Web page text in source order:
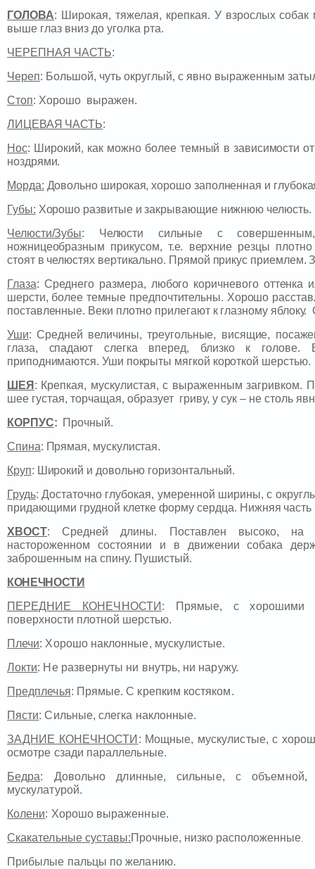
ГОЛОВА: Широкая, тяжелая, крепкая. У взрослых
выше глаз вниз до уголка рта.
ЧЕРЕПНАЯ ЧАСТЬ:
Череп: Большой, чуть округлый, с явно выраженным
Стоп: Хорошо выражен.
ЛИЦЕВАЯ ЧАСТЬ:
Нос: Широкий, как можно более темный в зависимости
ноздрями.
Морда: Довольно широкая, хорошо заполненная и
Губы: Хорошо развитые и закрывающие нижнюю челюсть.
Челюсти/Зубы: Челюсти сильные с
ножницеобразным прикусом, т.е. верхние резцы
стоят в челюстях вертикально. Прямой прикус приемлем.
Глаза: Среднего размера, любого коричневого оттенка
шерсти, более темные предпочтительны. Хорошо
поставленные. Веки плотно прилегают к глазному
Уши: Средней величины, треугольные, висящие,
глаза, спадают слегка вперед, близко к голове.
приподнимаются. Уши покрыты мягкой короткой шерстью.
ШЕЯ : Крепкая, мускулистая, с выраженным загривком.
шее густая, торчащая, образует гриву, у сук – не столь
КОРПУС: Прочный.
Спина: Прямая, мускулистая.
Круп: Широкий и довольно горизонтальный.
Грудь: Достаточно глубокая, умеренной ширины, с
придающими грудной клетке форму сердца. Нижняя часть
ХВОСТ: Средней длины. Поставлен высоко,
настороженном состоянии и в движении собака
заброшенным на спину. Пушистый.
КОНЕЧНОСТИ
ПЕРЕДНИЕ КОНЕЧНОСТИ : Прямые, с хорошими
поверхности плотной шерстью.
Плечи: Хорошо наклонные, мускулистые.
Локти: Не развернуты ни внутрь, ни наружу.
Предплечья: Прямые. С крепким костяком.
Пясти: Сильные, слегка наклонные.
ЗАДНИЕ КОНЕЧНОСТИ : Мощные, мускулистые, с
осмотре сзади параллельные.
Бедра: Довольно длинные, сильные, с объемной,
мускулатурой.
Колени: Хорошо выраженные.
Скакательные суставы:Прочные, низко расположенные.
Прибылые пальцы по желанию.